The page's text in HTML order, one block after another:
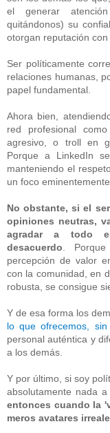
el generar
quitándonos) su
otorgan reputación
Ser políticamente
relaciones humanas,
papel fundamental.
Ahora bien,
red profesional
agresivo, o troll en
Porque a LinkedIn
manteniendo el
un foco
No obstante, si el
opiniones neutras,
agradar a todo
desacuerdo. Porque
percepción de valor
con la comunidad, en
robusta, se consigue
Y de esa forma los
lo que ofrecemos, sin
personal auténtica y
a los demás.
Y por último, si soy
absolutamente nada
entonces cuando la
meros avatares